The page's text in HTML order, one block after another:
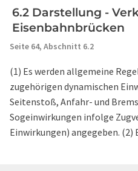
6.2 Darstellung -
Eisenbahnbrücken
Seite 64, Abschnitt 6.2
(1) Es werden allgemeine
zugehörigen dynamischen
Seitenstoß, Anfahr- und
Sogeinwirkungen infolge
Einwirkungen) angegeben. (2)